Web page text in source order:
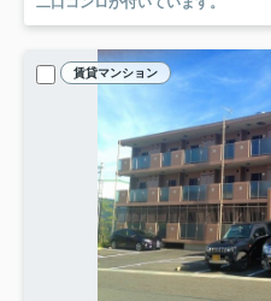
賃貸マンション